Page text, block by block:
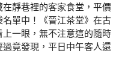
靜巷裡的客家食堂，平價
單中！《晉江茶堂》在古
一眼，無不注意這的隨時
竟發現，平日中午客人還